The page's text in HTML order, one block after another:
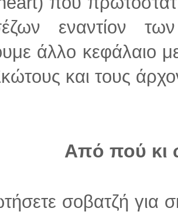
εναντίον
άλλο κεφάλαιο
και τους
Από πού κι
σοβατζή για